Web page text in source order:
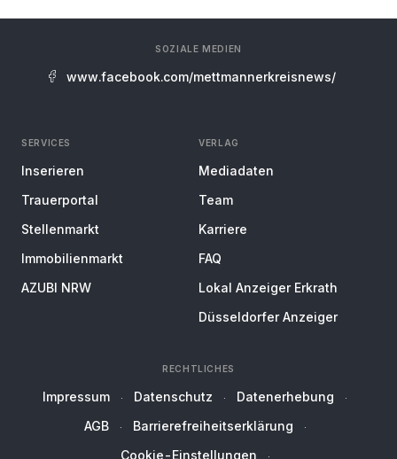
SOZIALE MEDIEN
www.facebook.com/mettmannerkreisnews/
SERVICES
Inserieren
Trauerportal
Stellenmarkt
Immobilienmarkt
AZUBI NRW
VERLAG
Mediadaten
Team
Karriere
FAQ
Lokal Anzeiger Erkrath
Düsseldorfer Anzeiger
RECHTLICHES
Impressum Datenschutz
Datenerhebung
AGB
Barrierefreiheitserklärung
Cookie-Einstellungen